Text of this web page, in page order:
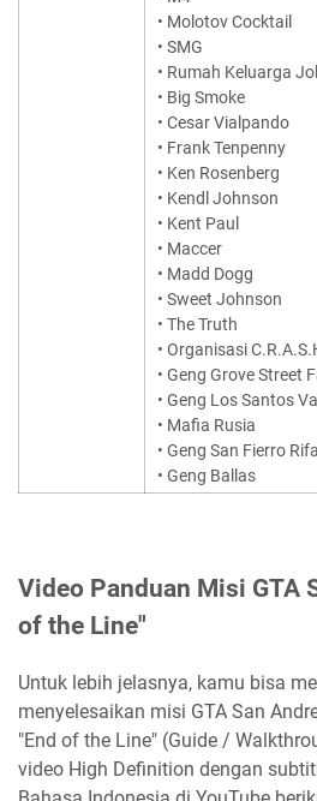
• Molotov Cocktail
• SMG
• Rumah Keluarga
• Big Smoke
• Cesar Vialpando
• Frank Tenpenny
• Ken Rosenberg
• Kendl Johnson
• Kent Paul
• Maccer
• Madd Dogg
• Sweet Johnson
• The Truth
• Organisasi
• Geng Grove Street
• Geng Los Santos
• Mafia Rusia
• Geng San Fierro Rifa
• Geng Ballas
Video Panduan Misi GTA
of the Line"
Untuk lebih jelasnya, kamu bisa
menyelesaikan misi GTA San
"End of the Line" (Guide /
video High Definition dengan